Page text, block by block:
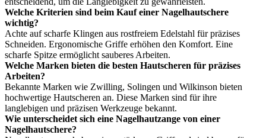
Welche Kriterien sind beim Kauf einer Nagelhautschere
wichtig?
Achte auf scharfe Klingen aus rostfreiem Edelstahl für präzises
Schneiden. Ergonomische Griffe erhöhen den Komfort. Eine
scharfe Spitze ermöglicht sauberes Arbeiten.
Welche Marken bieten die besten Hautscheren für präzises
Arbeiten?
Bekannte Marken wie Zwilling, Solingen und Wilkinson bieten
hochwertige Hautscheren an. Diese Marken sind für ihre
langlebigen und präzisen Werkzeuge bekannt.
Wie unterscheidet sich eine Nagelhautzange von einer
Nagelhautschere?